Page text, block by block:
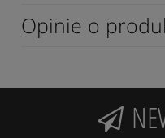
Opinie o